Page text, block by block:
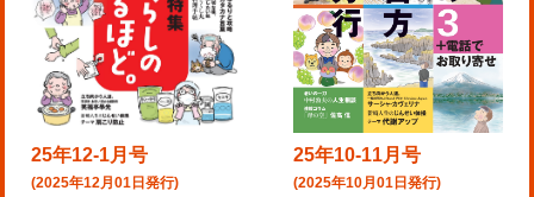
25年12-1月号
(2025年12月01日発行)
25年10-11月号
(2025年10月01日発行)